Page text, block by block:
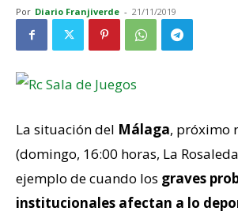
Por Diario Franjiverde - 21/11/2019
La situación del Málaga, próximo
(domingo, 16:00 horas, La
ejemplo de cuando los graves
institucionales afectan a lo